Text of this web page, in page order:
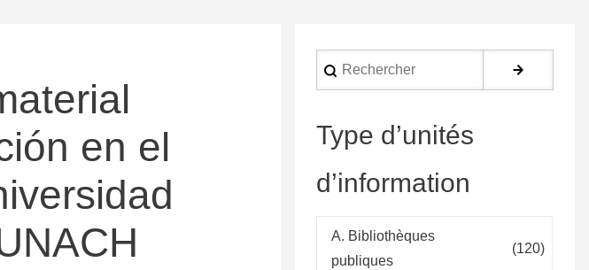
en el
Rechercher
Type d’unités
d’information
A. Bibliothèques
publiques
(120)